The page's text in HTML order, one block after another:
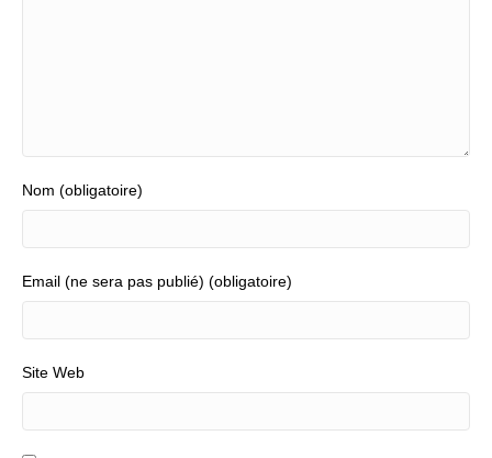
Nom (obligatoire)
Email (ne sera pas publié) (obligatoire)
Site Web